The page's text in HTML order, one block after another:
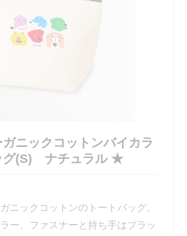
ニックコットンバイカラ
グ(S) ナチュラル ★
ニックコットンのトートバッグ。
ー、ファスナーと持ち手はブラッ